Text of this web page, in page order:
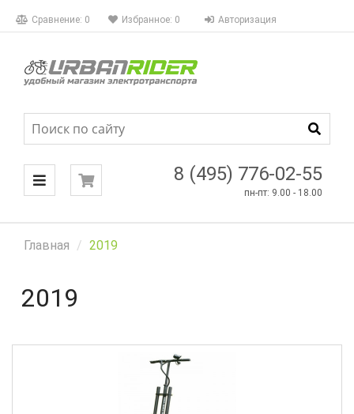
Сравнение: 0 Избранное: 0 Авторизация
8 (495) 776-02-55
пн-пт: 9.00 - 18.00
КАТАЛОГ
МЕНЮ
Главная 2019
2019